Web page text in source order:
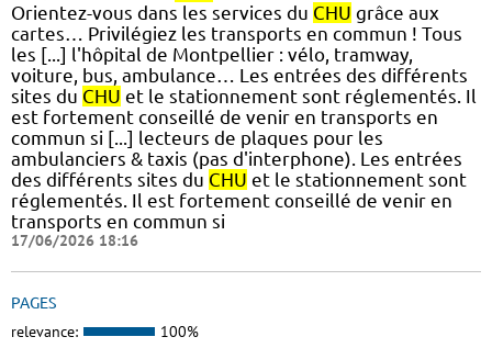
Orientez-vous dans les services du CHU grâce aux
cartes… Privilégiez les transports en commun ! Tous
les [...] l'hôpital de Montpellier : vélo, tramway,
voiture, bus, ambulance… Les entrées des différents
sites du CHU et le stationnement sont réglementés. Il
est fortement conseillé de venir en transports en
commun si [...] lecteurs de plaques pour les
ambulanciers & taxis (pas d'interphone). Les entrées
des différents sites du CHU et le stationnement sont
réglementés. Il est fortement conseillé de venir en
transports en commun si
17/06/2026 18:16
PAGES
relevance: 100%